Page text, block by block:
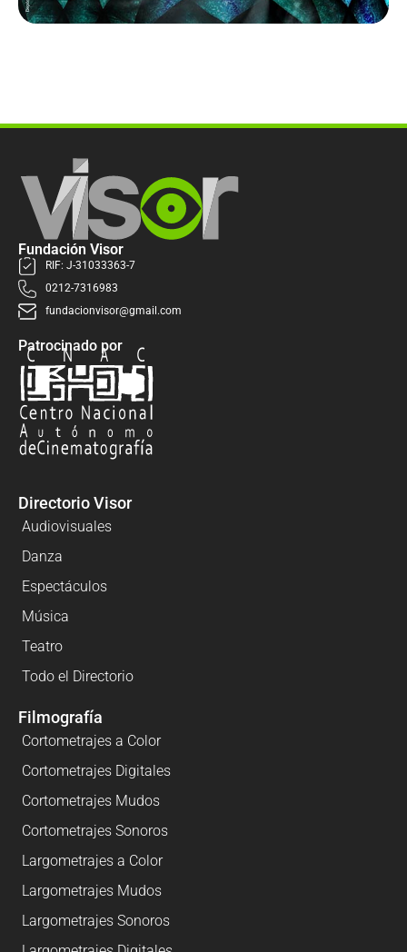
Fundación Visor
RIF: J-31033363-7
0212-7316983
fundacionvisor@gmail.com
Patrocinado por
Directorio Visor
Audiovisuales
Danza
Espectáculos
Música
Teatro
Todo el Directorio
Filmografía
Cortometrajes a Color
Cortometrajes Digitales
Cortometrajes Mudos
Cortometrajes Sonoros
Largometrajes a Color
Largometrajes Mudos
Largometrajes Sonoros